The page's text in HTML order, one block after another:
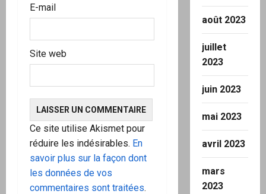
E-mail
Site web
Ce site utilise Akismet pour
réduire les indésirables. En
savoir plus sur la façon dont
les données de vos
commentaires sont traitées.
août 2023
juillet
2023
juin 2023
mai 2023
avril 2023
mars
2023